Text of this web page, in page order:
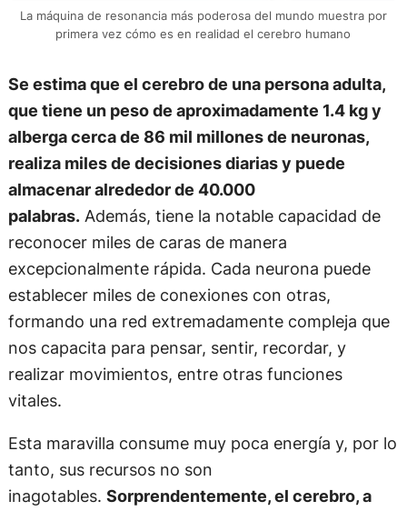
La máquina de resonancia más poderosa del mundo muestra por
primera vez cómo es en realidad el cerebro humano
Se estima que el cerebro de una persona adulta,
que tiene un peso de aproximadamente 1.4 kg y
alberga cerca de 86 mil millones de neuronas,
realiza miles de decisiones diarias y puede
almacenar alrededor de 40.000
palabras.Además, tiene la notable capacidad de
reconocer miles de caras de manera
excepcionalmente rápida. Cada neurona puede
establecer miles de conexiones con otras,
formando una red extremadamente compleja que
nos capacita para pensar, sentir, recordar, y
realizar movimientos, entre otras funciones
vitales.
Esta maravilla consume muy poca energía y, por lo
tanto, sus recursos no son
inagotables. Sorprendentemente, el cerebro, a